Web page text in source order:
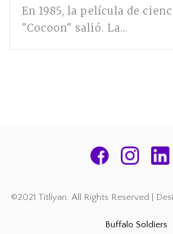
En 1985, la película de
"Cocoon" salió. La...
©2021 Titliyan. All Rights Reserved |
Buffalo Soldiers